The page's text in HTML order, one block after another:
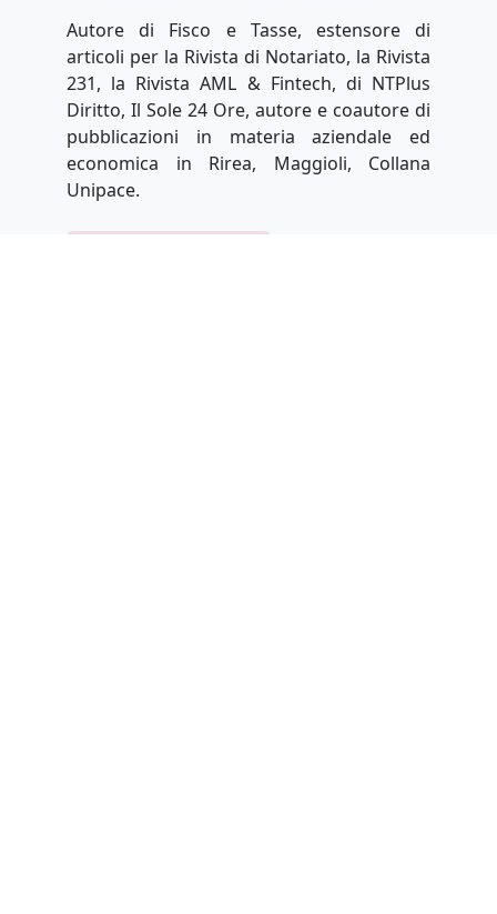
Autore di Fisco e Tasse, estensore di
articoli per la Rivista di Notariato, la Rivista
231, la Rivista AML & Fintech, di NTPlus
Diritto, Il Sole 24 Ore, autore e coautore di
pubblicazioni in materia aziendale ed
economica in Rirea, Maggioli, Collana
Unipace.